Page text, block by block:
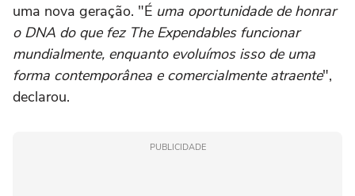
uma nova geração. "É uma oportunidade de honrar
o DNA do que fez The Expendables funcionar
mundialmente, enquanto evoluímos isso de uma
forma contemporânea e comercialmente atraente",
declarou.
PUBLICIDADE